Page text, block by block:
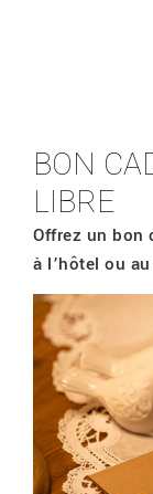
BON
LIBRE
Offrez un bon
à l’hôtel ou